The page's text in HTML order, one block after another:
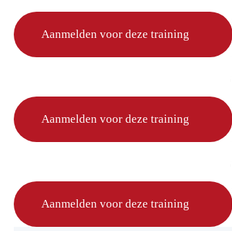
Aanmelden voor deze training
Aanmelden voor deze training
Aanmelden voor deze training